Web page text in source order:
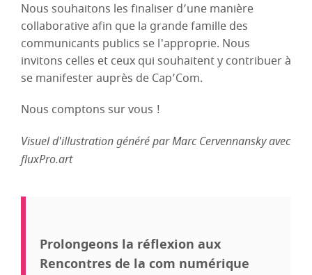
Nous souhaitons les finaliser d’une manière
collaborative afin que la grande famille des
communicants publics se l'approprie. Nous
invitons celles et ceux qui souhaitent y contribuer à
se manifester auprès de Cap’Com.
Nous comptons sur vous !
Visuel d'illustration généré par Marc Cervennansky avec
fluxPro.art
Prolongeons la réflexion aux
Rencontres de la com numérique